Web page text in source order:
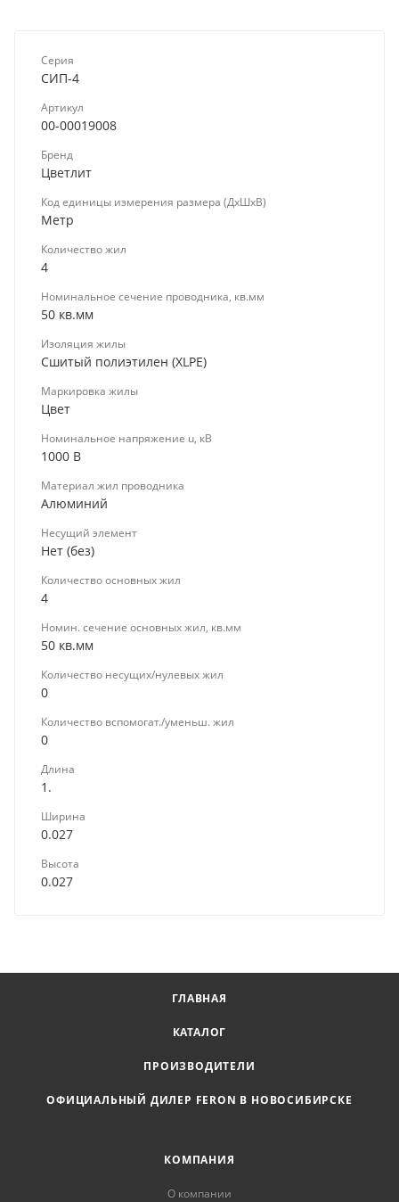
Серия
СИП-4
Артикул
00-00019008
Бренд
Цветлит
Код единицы измерения размера (ДхШхВ)
Метр
Количество жил
4
Номинальное сечение проводника, кв.мм
50 кв.мм
Изоляция жилы
Сшитый полиэтилен (XLPE)
Маркировка жилы
Цвет
Номинальное напряжение u, кВ
1000 В
Материал жил проводника
Алюминий
Несущий элемент
Нет (без)
Количество основных жил
4
Номин. сечение основных жил, кв.мм
50 кв.мм
Количество несущих/нулевых жил
0
Количество вспомогат./уменьш. жил
0
Длина
1.
Ширина
0.027
Высота
0.027
ГЛАВНАЯ
КАТАЛОГ
ПРОИЗВОДИТЕЛИ
ОФИЦИАЛЬНЫЙ ДИЛЕР FERON В НОВОСИБИРСКЕ
КОМПАНИЯ
О компании